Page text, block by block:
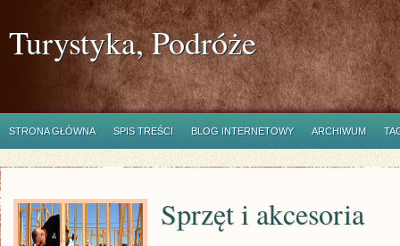
Turystyka, Podróże
STRONA GŁÓWNA SPIS TREŚCI BLOG INTERNETOWY ARCHIWUM
Sprzęt i akcesoria